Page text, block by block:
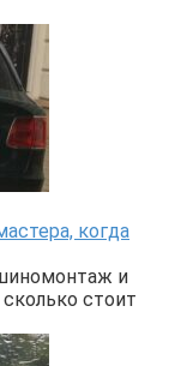
когда
и
стоит